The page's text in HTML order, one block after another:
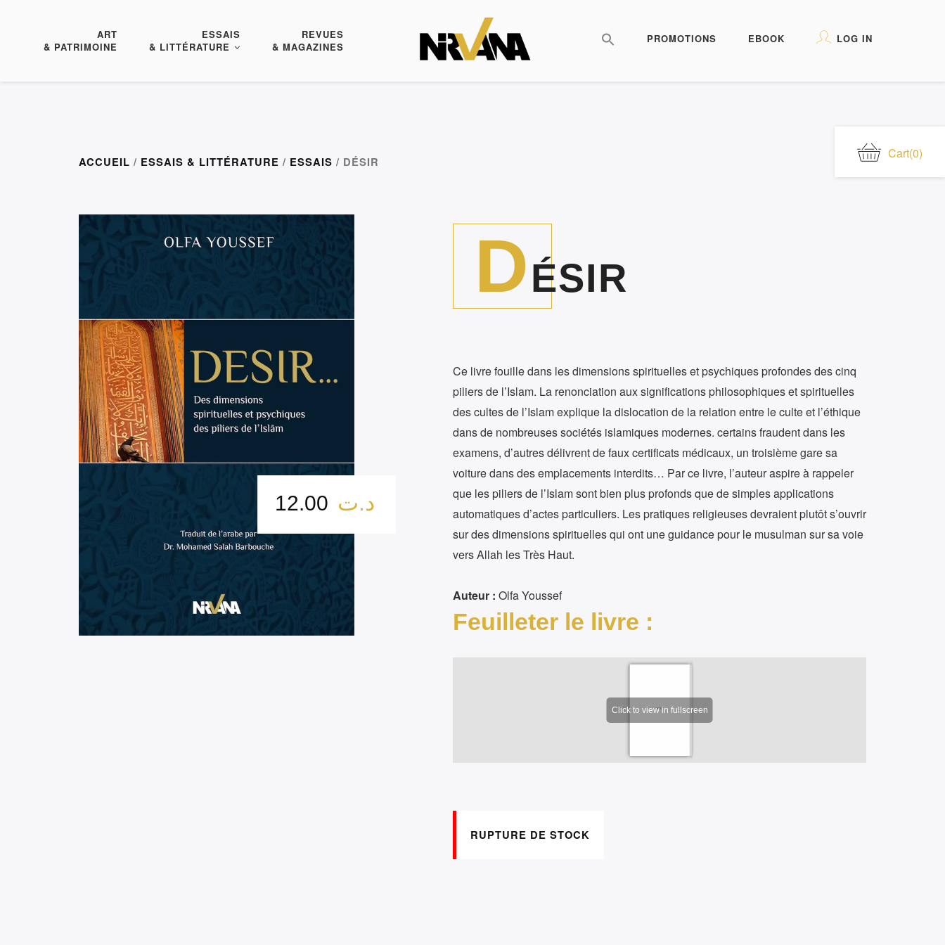
ART
& PATRIMOINE
ESSAIS
& LITTÉRATURE
REVUES
& MAGAZINES
PROMOTIONS EBOOK LOG IN
Cart(0)
ACCUEIL / ESSAIS & LITTÉRATURE / ESSAIS / DÉSIR
د.ت
DÉSIR
Ce livre fouille dans les dimensions spirituelles et psychiques profondes des cinq
piliers de l’Islam. La renonciation aux significations philosophiques et spirituelles
des cultes de l’Islam explique la dislocation de la relation entre le culte et l’éthique
dans de nombreuses sociétés islamiques modernes. certains fraudent dans les
examens, d’autres délivrent de faux certificats médicaux, un troisième gare sa
voiture dans des emplacements interdits… Par ce livre, l’auteur aspire à rappeler
que les piliers de l’Islam sont bien plus profonds que de simples applications
automatiques d’actes particuliers. Les pratiques religieuses devraient plutôt s’ouvrir
sur des dimensions spirituelles qui ont une guidance pour le musulman sur sa voie
vers Allah les Très Haut.
Auteur : Olfa Youssef
Feuilleter le livre :
RUPTURE DE STOCK